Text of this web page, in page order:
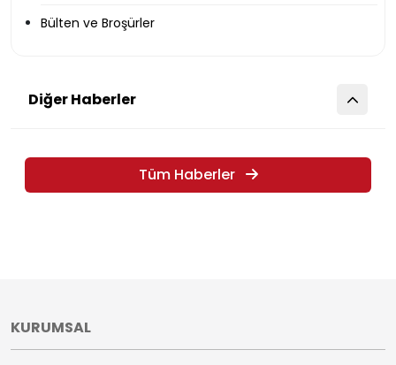
Bülten ve Broşürler
Diğer Haberler
Tüm Haberler
KURUMSAL